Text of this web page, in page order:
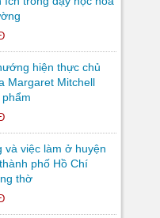
hiện thực chủ
Margaret Mitchell
và việc làm ở huyện
phố Hồ Chí
thờ